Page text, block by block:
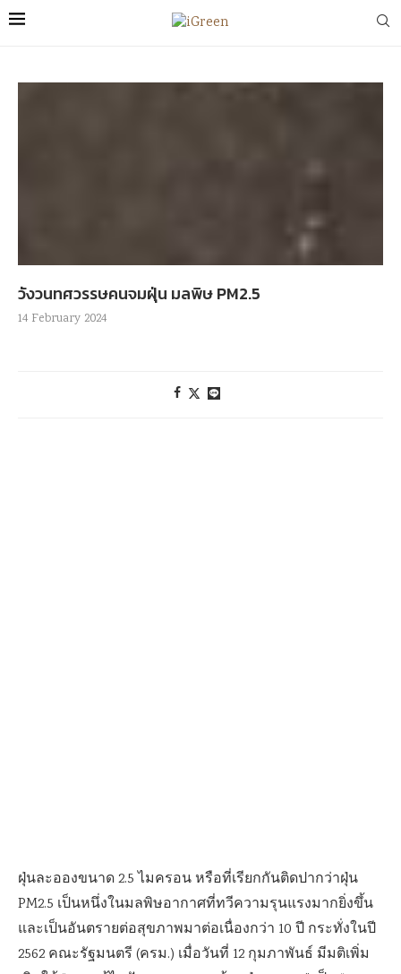
วังวนทศวรรษคนจมฝุ่น มลพิษ PM2.5
14 February 2024
ฝุ่นละอองขนาด 2.5 ไมครอน หรือที่เรียกกันติดปากว่าฝุ่น
PM2.5 เป็นหนึ่งในมลพิษอากาศที่ทวีความรุนแรงมากยิ่งขึ้น
และเป็นอันตรายต่อสุขภาพมาต่อเนื่องกว่า 10 ปี กระทั่งในปี
2562 คณะรัฐมนตรี (ครม.) เมื่อวันที่ 12 กุมภาพันธ์ มีมติเพิ่ม